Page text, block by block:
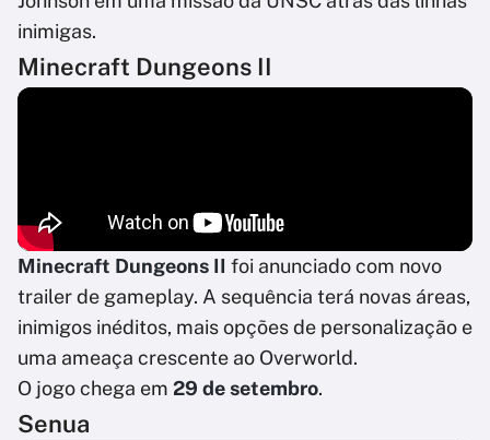
inimigas.
Minecraft Dungeons II
Minecraft Dungeons II foi anunciado com novo
trailer de gameplay. A sequência terá novas áreas,
inimigos inéditos, mais opções de personalização e
uma ameaça crescente ao Overworld.
O jogo chega em 29 de setembro.
Senua